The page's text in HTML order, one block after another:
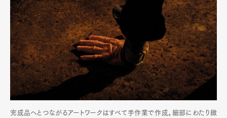
完成品へとつながるアートワークはすべて手作業で作成。細部にわたり緻